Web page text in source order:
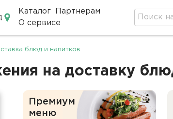
Каталог
Партнерам
О сервисе
блюд и напитков
на доставку
Премиум
меню